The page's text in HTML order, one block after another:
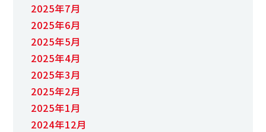
2025年7月
2025年6月
2025年5月
2025年4月
2025年3月
2025年2月
2025年1月
2024年12月